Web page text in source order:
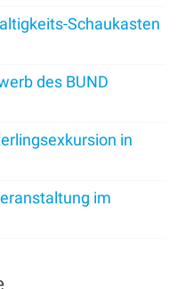
Schaukasten
des BUND
in
im